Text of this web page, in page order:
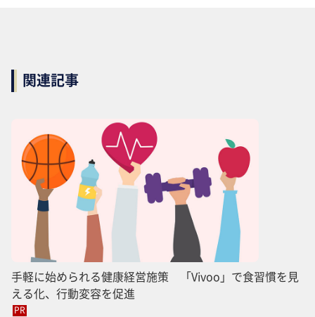
関連記事
手軽に始められる健康経営施策 「Vivoo」で食習慣を見
える化、行動変容を促進
PR